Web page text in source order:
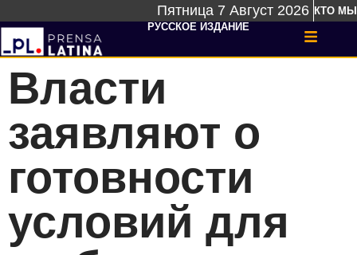
Пятница 7 Август 2026 КТО МЫ
РУССКОЕ ИЗДАНИЕ
Власти
заявляют о
готовности
условий для